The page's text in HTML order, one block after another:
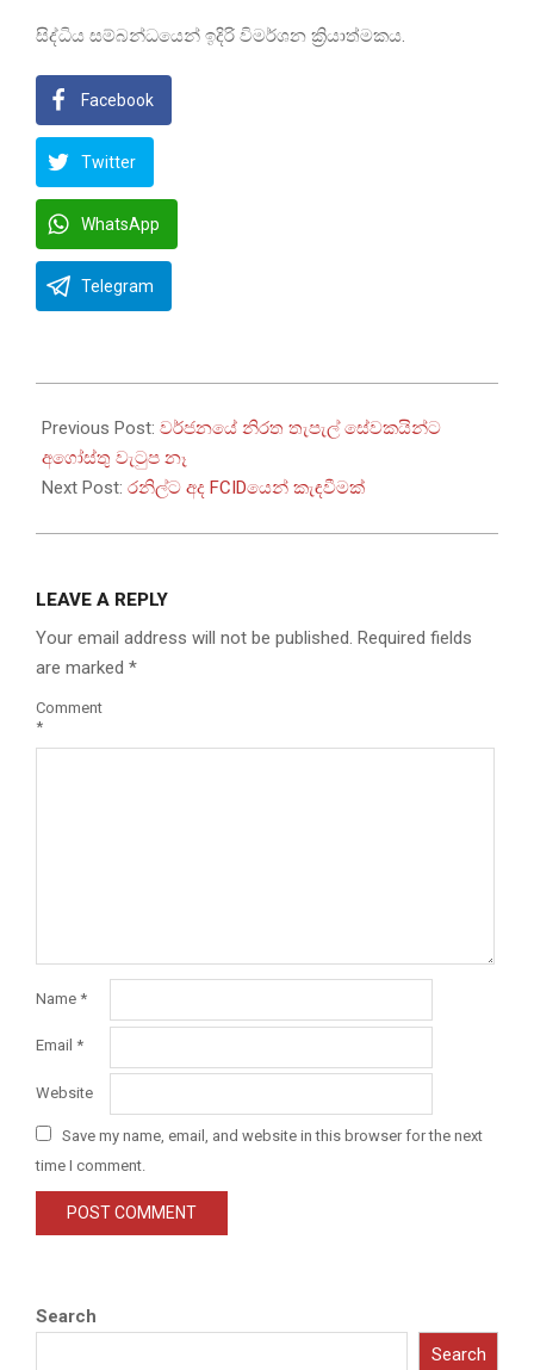
සිද්ධිය සම්බන්ධයෙන් ඉදිරි විමර්ශන ක්‍රියාත්මකය.
Facebook
Twitter
WhatsApp
Telegram
08-
22
Previous Post: වර්ජනයේ නිරත තැපැල් සේවකයින්ට
අගෝස්තු වැටුප නෑ
Next Post: රනිල්ට අද FCIDයෙන් කැඳවීමක්
LEAVE A REPLY
Your email address will not be published. Required fields
are marked *
Comment
*
Name *
Email *
Website
Save my name, email, and website in this browser for the next
time I comment.
Search
Search